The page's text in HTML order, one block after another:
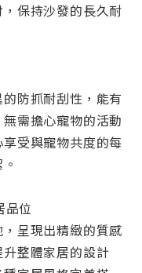
保持沙發的長久耐
防抓耐刮性，能有
需擔心寵物的活動
受與寵物共度的每
品位
呈現出精緻的質感
整體家居的設計